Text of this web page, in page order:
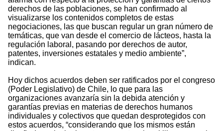
derechos de las poblaciones, se han confirmado al
visualizarse los contenidos completos de estas
negociaciones, las que buscan regular un gran número de
temáticas, que van desde el comercio de lácteos, hasta la
regulación laboral, pasando por derechos de autor,
patentes, inversiones estatales y medio ambiente”,
indican.
Hoy dichos acuerdos deben ser ratificados por el congreso
(Poder Legislativo) de Chile, lo que para las
organizaciones avanzaría sin la debida atención y
garantías previas en materias de derechos humanos
individuales y colectivos que quedan desprotegidos con
estos acuerdos, “considerando que los mismos están